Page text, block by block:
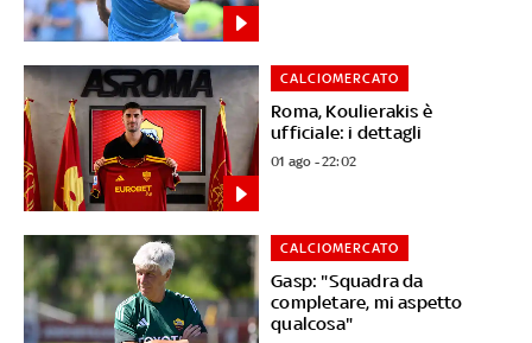
Roma, Koulierakis è
ufficiale: i dettagli
CALCIOMERCATO
01 ago - 22:02
Gasp: "Squadra da
completare, mi aspetto
qualcosa"
CALCIOMERCATO